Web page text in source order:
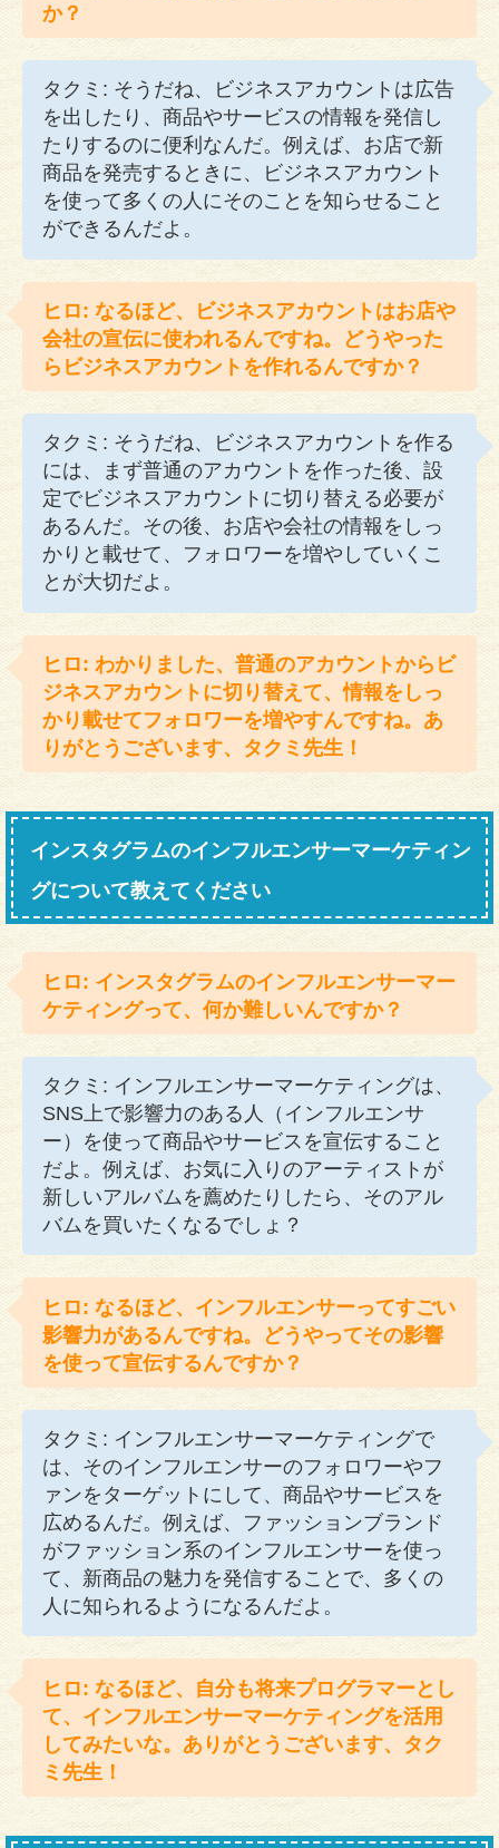
か？
タクミ: そうだね、ビジネスアカウントは広告
を出したり、商品やサービスの情報を発信し
たりするのに便利なんだ。例えば、お店で新
商品を発売するときに、ビジネスアカウント
を使って多くの人にそのことを知らせること
ができるんだよ。
ヒロ: なるほど、ビジネスアカウントはお店や
会社の宣伝に使われるんですね。どうやった
らビジネスアカウントを作れるんですか？
タクミ: そうだね、ビジネスアカウントを作る
には、まず普通のアカウントを作った後、設
定でビジネスアカウントに切り替える必要が
あるんだ。その後、お店や会社の情報をしっ
かりと載せて、フォロワーを増やしていくこ
とが大切だよ。
ヒロ: わかりました、普通のアカウントからビ
ジネスアカウントに切り替えて、情報をしっ
かり載せてフォロワーを増やすんですね。あ
りがとうございます、タクミ先生！
インスタグラムのインフルエンサーマーケティン
グについて教えてください
ヒロ: インスタグラムのインフルエンサーマー
ケティングって、何か難しいんですか？
タクミ: インフルエンサーマーケティングは、
SNS上で影響力のある人（インフルエンサ
ー）を使って商品やサービスを宣伝すること
だよ。例えば、お気に入りのアーティストが
新しいアルバムを薦めたりしたら、そのアル
バムを買いたくなるでしょ？
ヒロ: なるほど、インフルエンサーってすごい
影響力があるんですね。どうやってその影響
を使って宣伝するんですか？
タクミ: インフルエンサーマーケティングで
は、そのインフルエンサーのフォロワーやフ
ァンをターゲットにして、商品やサービスを
広めるんだ。例えば、ファッションブランド
がファッション系のインフルエンサーを使っ
て、新商品の魅力を発信することで、多くの
人に知られるようになるんだよ。
ヒロ: なるほど、自分も将来プログラマーとし
て、インフルエンサーマーケティングを活用
してみたいな。ありがとうございます、タク
ミ先生！